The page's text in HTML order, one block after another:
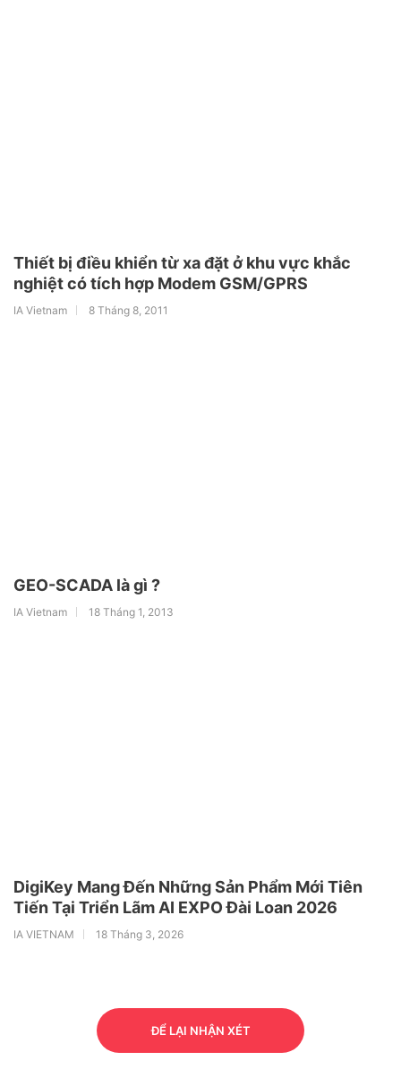
Thiết bị điều khiển từ xa đặt ở khu vực khắc
nghiệt có tích hợp Modem GSM/GPRS
IA Vietnam 8 Tháng 8, 2011
GEO-SCADA là gì ?
IA Vietnam 18 Tháng 1, 2013
DigiKey Mang Đến Những Sản Phẩm Mới Tiên
Tiến Tại Triển Lãm AI EXPO Đài Loan 2026
IA VIETNAM 18 Tháng 3, 2026
ĐỂ LẠI NHẬN XÉT